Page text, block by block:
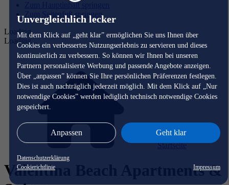
Unvergleichlich lecker
Mit dem Klick auf „geht klar” ermöglichen Sie uns Ihnen über
Cookies ein verbessertes Nutzungserlebnis zu servieren und dieses
kontinuierlich zu verbessern. So können wir Ihnen bei unseren
Partnern personalisierte Werbung und passende Angebote anzeigen.
Über „anpassen” können Sie Ihre persönlichen Präferenzen festlegen.
Dies ist auch nachträglich jederzeit möglich. Mit dem Klick auf „Nur
notwendige Cookies” werden lediglich technisch notwendige Cookies
gespeichert.
Anpassen Geht klar
Datenschutzerklärung
Cookierichtlinie
Impressum
Zum Hauptinhalt springen
Zum Seitenfuß springen
Loading...
Loading...
Startseite
Valentina Beach Apartments &